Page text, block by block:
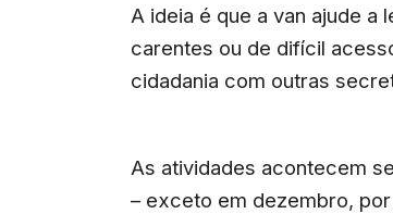
A ideia é que a van ajude a
carentes ou de difícil
cidadania com outras
As atividades acontecem
– exceto em dezembro,